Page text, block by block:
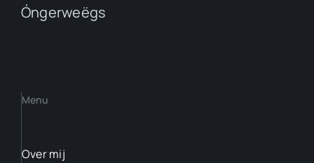
Óngerweëgs
Menu
Over mij